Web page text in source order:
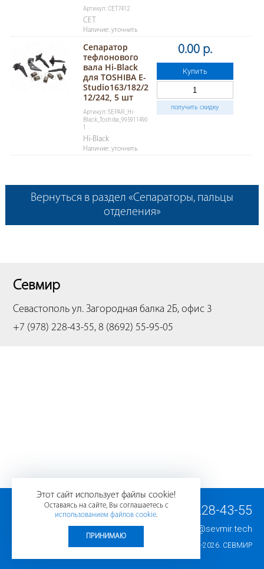
Артикул: CET7412
CET
Наличие: уточнить
Сепаратор
тефлонового
вала Hi-Black
для TOSHIBA E-
Studio163/182/2
12/242, 5 шт
Артикул: SEPAR_Hi-
Black_Toshiba_995911490
1
Hi-Black
Наличие: уточнить
0.00 р.
Купить
получить скидку
Вернуться в раздел «Сепараторы, пальцы
отделения»
Севмир
Севастополь ул. Загородная балка 2Б, офис 3
+7 (978) 228-43-55, 8 (8692) 55-95-05
+7 (978) 228-43-55
info@sevmir.tech
© 2008-2026. СЕВМИР
Этот сайт использует файлы cookie!
Оставаясь на сайте, Вы соглашаетесь с
использованием файлов cookie.
ПРИНИМАЮ